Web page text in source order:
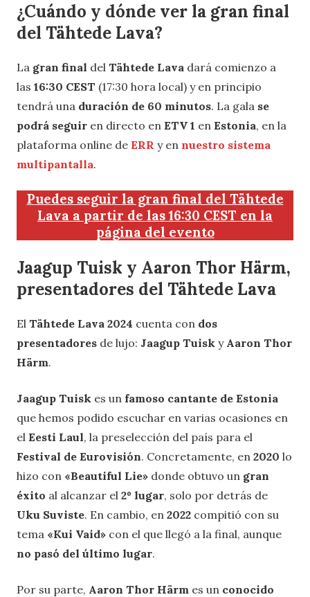
¿Cuándo y dónde ver la gran final
del Tähtede Lava?
La gran final del Tähtede Lava dará comienzo a
las 16:30 CEST (17:30 hora local) y en principio
tendrá una duración de 60 minutos. La gala se
podrá seguir en directo en ETV 1 en Estonia, en la
plataforma online de ERR y en nuestro sistema
multipantalla.
Puedes seguir la gran final del Tähtede
Lava a partir de las 16:30 CEST en la
página del evento
Jaagup Tuisk y Aaron Thor Härm,
presentadores del Tähtede Lava
El Tähtede Lava 2024 cuenta con dos
presentadores de lujo: Jaagup Tuisk yAaron Thor
Härm.
Jaagup Tuisk es un famoso cantante de Estonia
que hemos podido escuchar en varias ocasiones en
el Eesti Laul, la preselección del país para el
Festival de Eurovisión. Concretamente, en 2020 lo
hizo con «Beautiful Lie» donde obtuvo un gran
éxito al alcanzar el 2º lugar, solo por detrás de
Uku Suviste. En cambio, en 2022 compitió con su
tema «Kui Vaid» con el que llegó a la final, aunque
no pasó del último lugar.
Por su parte, Aaron Thor Härm es un conocido